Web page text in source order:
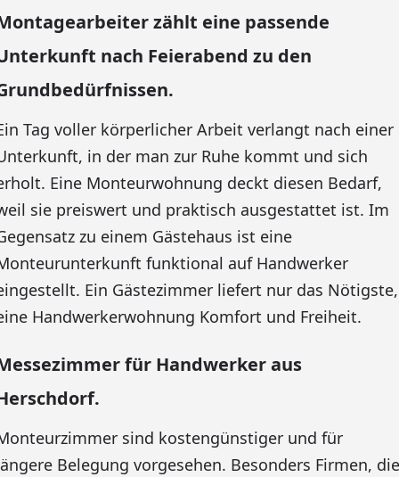
zählt eine passende
nach Feierabend zu den
Tag voller körperlicher Arbeit verlangt nach einer
in der man zur Ruhe kommt und sich
Eine Monteurwohnung deckt diesen Bedarf,
sie preiswert und praktisch ausgestattet ist. Im
zu einem Gästehaus ist eine
funktional auf Handwerker
Ein Gästezimmer liefert nur das Nötigste,
Handwerkerwohnung Komfort und Freiheit.
für Handwerker aus
sind kostengünstiger und für
Belegung vorgesehen. Besonders Firmen, die